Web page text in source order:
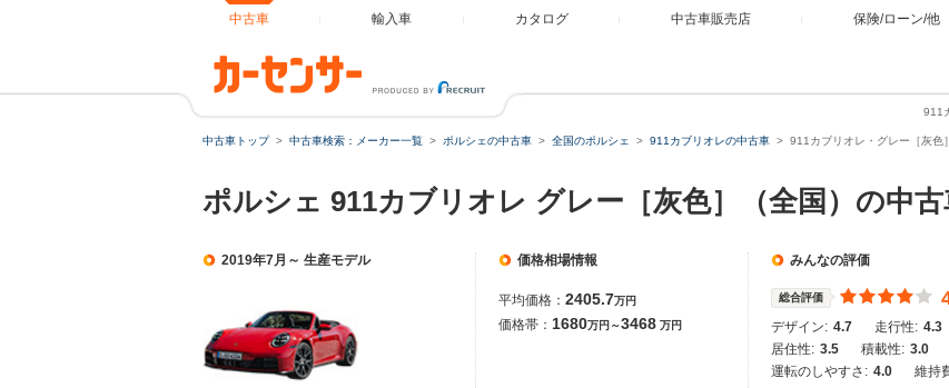
中古車 輸入車 カタログ 中古車販売店 保険/ローン/他
911
中古車トップ 中古車検索：メーカー一覧 ポルシェの中古車 全国のポルシェ 911カブリオレの中古車 911カブリオレ・グレー［灰色
ポルシェ 911カブリオレ グレー［灰色］（全国）の中
2019年7月～ 生産モデル 価格相場情報
平均価格： 2405.7万円
価格帯： 1680万円～3468 万円
みんなの評価
総合評価
デザイン: 4.7 走行性: 4.3
居住性: 3.5 積載性: 3.0
運転のしやすさ: 4.0 維持